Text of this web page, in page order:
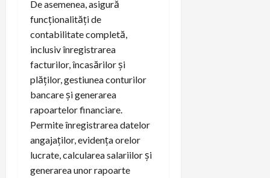
De asemenea, asigură
funcționalități de
contabilitate completă,
inclusiv înregistrarea
facturilor, încasărilor și
plăților, gestiunea conturilor
bancare și generarea
rapoartelor financiare.
Permite înregistrarea datelor
angajaților, evidența orelor
lucrate, calcularea salariilor și
generarea unor rapoarte